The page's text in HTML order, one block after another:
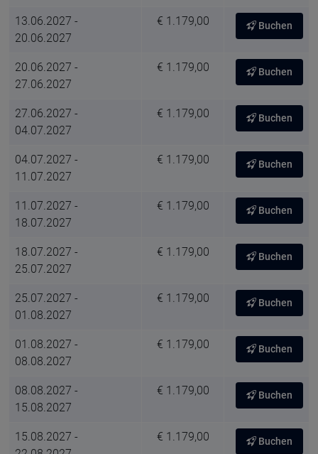
13.06.2027 -
20.06.2027
€ 1.179,00 Buchen
20.06.2027 -
27.06.2027
€ 1.179,00 Buchen
27.06.2027 -
04.07.2027
€ 1.179,00 Buchen
04.07.2027 -
11.07.2027
€ 1.179,00 Buchen
11.07.2027 -
18.07.2027
€ 1.179,00 Buchen
18.07.2027 -
25.07.2027
€ 1.179,00 Buchen
25.07.2027 -
01.08.2027
€ 1.179,00 Buchen
01.08.2027 -
08.08.2027
€ 1.179,00 Buchen
08.08.2027 -
15.08.2027
€ 1.179,00 Buchen
15.08.2027 -
€ 1.179,00 Buchen